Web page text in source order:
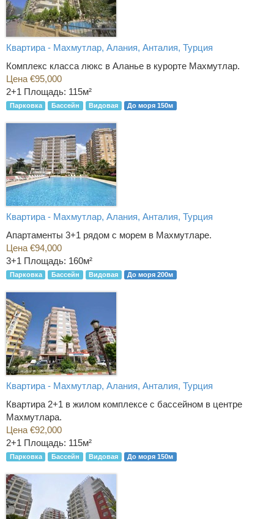
Квартира - Махмутлар, Алания, Анталия, Турция
Комплекс класса люкс в Аланье в курорте Махмутлар.
Цена €95,000
2+1 Площадь: 115м²
Парковка Бассейн Видовая До моря 150м
Квартира - Махмутлар, Алания, Анталия, Турция
Апартаменты 3+1 рядом с морем в Махмутларе.
Цена €94,000
3+1 Площадь: 160м²
Парковка Бассейн Видовая До моря 200м
Квартира - Махмутлар, Алания, Анталия, Турция
Квартира 2+1 в жилом комплексе с бассейном в центре
Махмутлара.
Цена €92,000
2+1 Площадь: 115м²
Парковка Бассейн Видовая До моря 150м